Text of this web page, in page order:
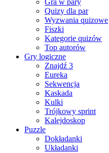
Quizy dla par
Wyzwania quizowe
Fiszki
Kategorie quizów
Top autorów
Gry logiczne
Znajdź 3
Eureka
Sekwencja
Kaskada
Kulki
Trójkowy sprint
Kalejdoskop
Puzzle
Dokładanki
Układanki